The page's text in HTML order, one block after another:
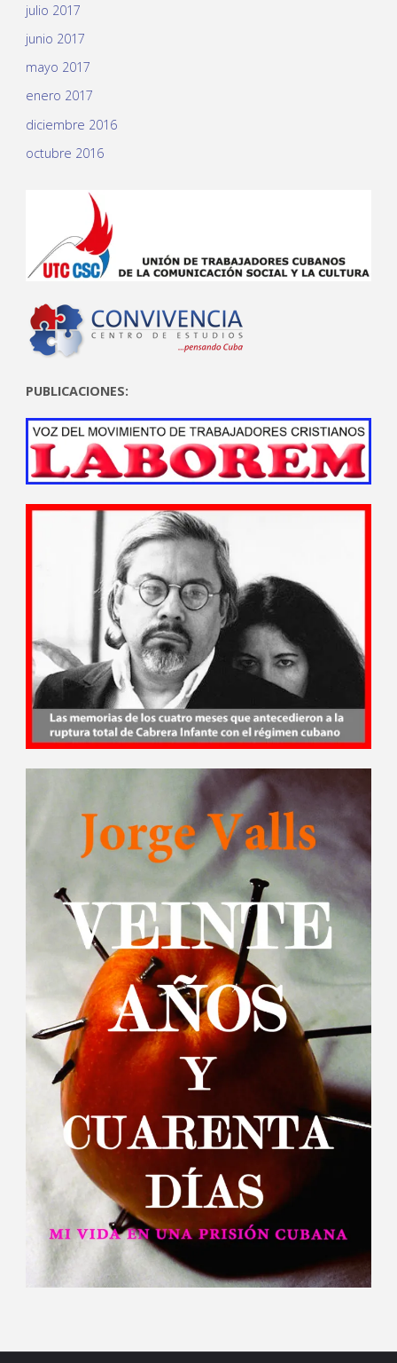
julio 2017
junio 2017
mayo 2017
enero 2017
diciembre 2016
octubre 2016
PUBLICACIONES: